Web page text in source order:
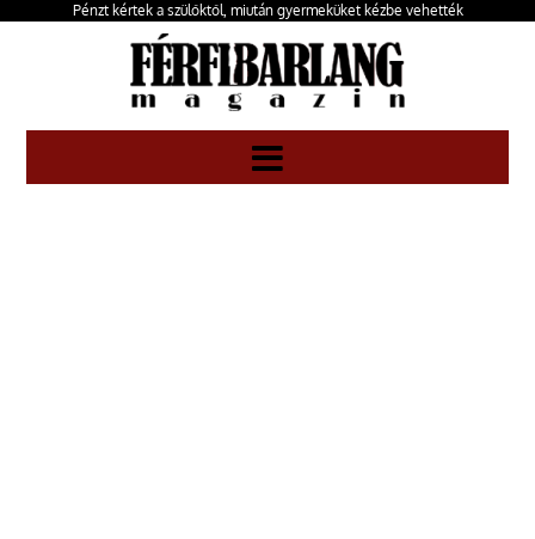
Pénzt kértek a szülőktől, miután gyermeküket kézbe vehették